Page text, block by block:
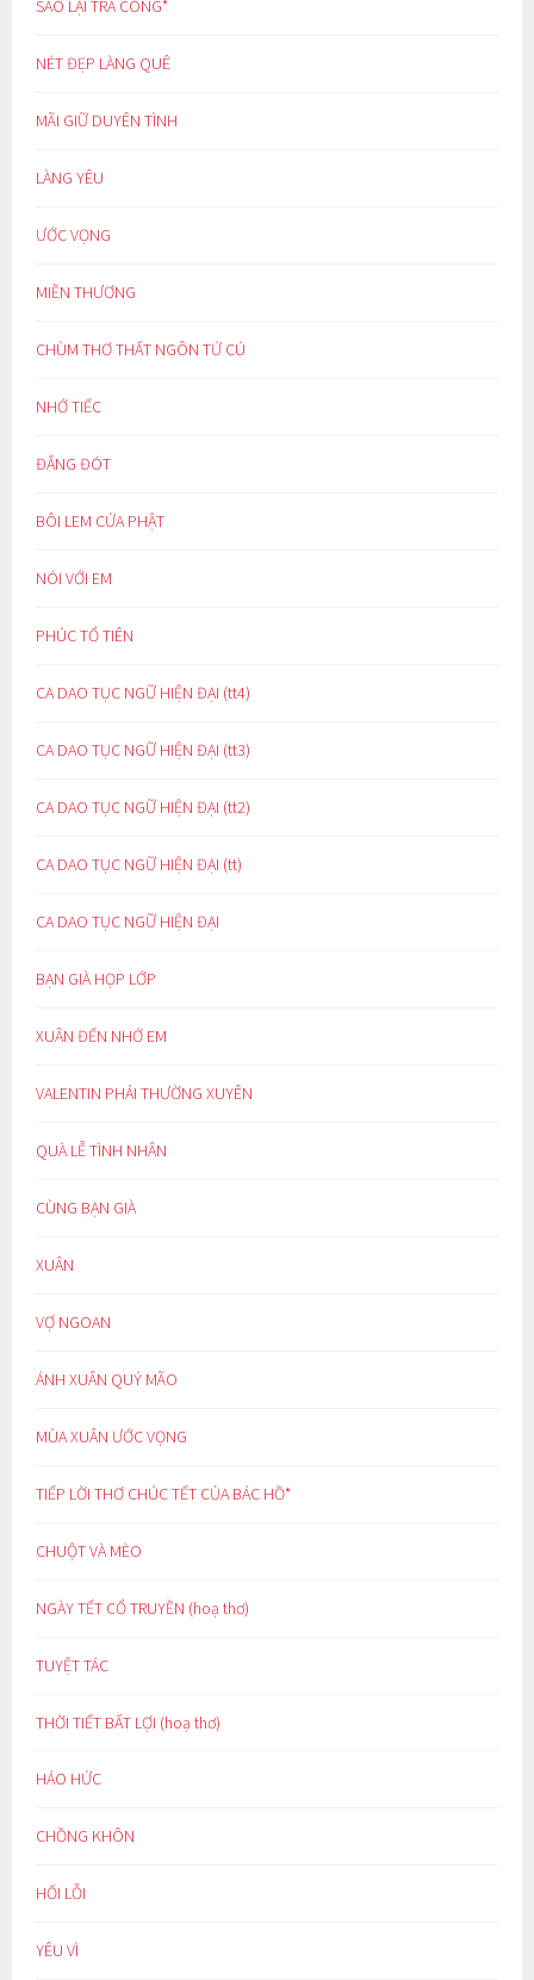
SAO LẠI TRA CÒNG*
NÉT ĐẸP LÀNG QUÊ
MÃI GIỮ DUYÊN TÌNH
LÀNG YÊU
ƯỚC VỌNG
MIỀN THƯƠNG
CHÙM THƠ THẤT NGÔN TỨ CÚ
NHỚ TIẾC
ĐẮNG ĐÓT
BÔI LEM CỬA PHẬT
NÓI VỚI EM
PHÚC TỔ TIÊN
CA DAO TỤC NGỮ HIỆN ĐẠI (tt4)
CA DAO TỤC NGỮ HIỆN ĐẠI (tt3)
CA DAO TỤC NGỮ HIỆN ĐẠI (tt2)
CA DAO TỤC NGỮ HIỆN ĐẠI (tt)
CA DAO TỤC NGỮ HIỆN ĐẠI
BẠN GIÀ HỌP LỚP
XUÂN ĐẾN NHỚ EM
VALENTIN PHẢI THƯỜNG XUYÊN
QUÀ LỄ TÌNH NHÂN
CÙNG BẠN GIÀ
XUÂN
VỢ NGOAN
ÁNH XUÂN QUÝ MÃO
MÙA XUÂN ƯỚC VỌNG
TIẾP LỜI THƠ CHÚC TẾT CỦA BÁC HỒ*
CHUỘT VÀ MÈO
NGÀY TẾT CỔ TRUYỀN (hoạ thơ)
TUYỆT TÁC
THỜI TIẾT BẤT LỢI (hoạ thơ)
HÁO HỨC
CHỒNG KHÔN
HỐI LỖI
YÊU VÌ